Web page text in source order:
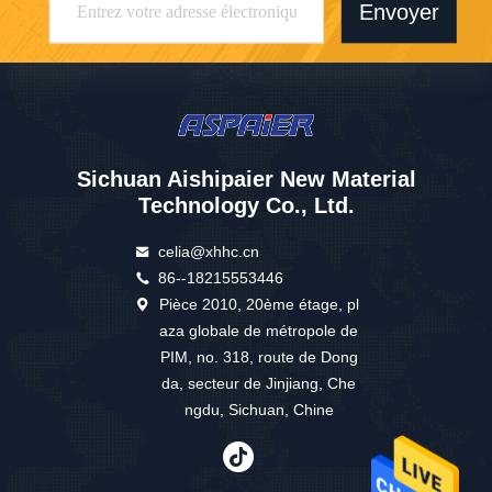
Envoyer
Sichuan Aishipaier New Material
Technology Co., Ltd.
celia@xhhc.cn
86--18215553446
Pièce 2010, 20ème étage, pl
aza globale de métropole de
PIM, no. 318, route de Dong
da, secteur de Jinjiang, Che
ngdu, Sichuan, Chine